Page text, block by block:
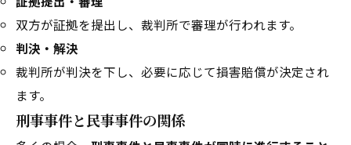
双方が証拠を提出し、裁判所で審理が行われます。
判決・解決
裁判所が判決を下し、必要に応じて損害賠償が決定され
ます。
刑事事件と民事事件の関係